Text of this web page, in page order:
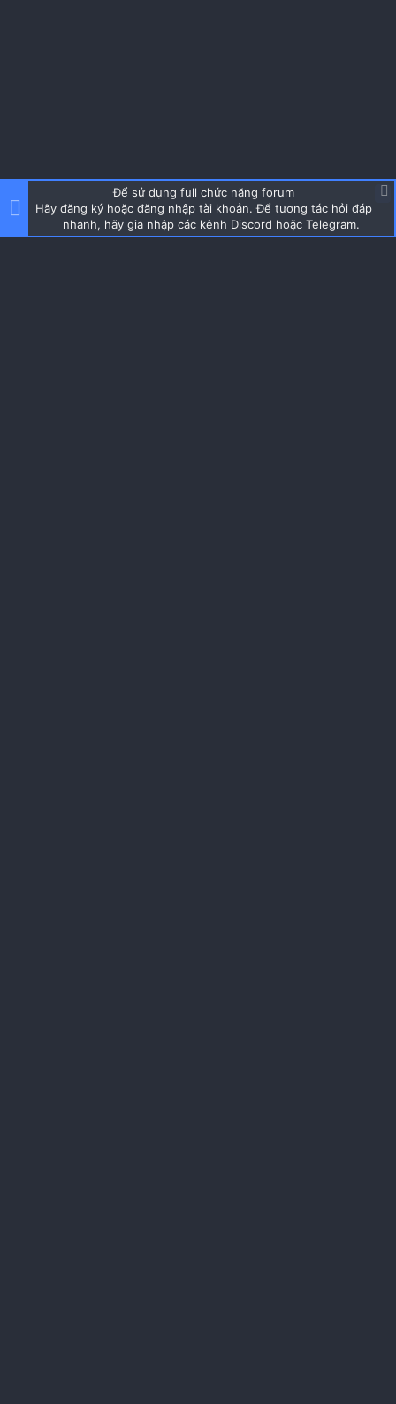
Để sử dụng full chức năng forum
Hãy đăng ký hoặc đăng nhập tài khoản. Để tương tác hỏi đáp
nhanh, hãy gia nhập các kênh Discord hoặc Telegram.